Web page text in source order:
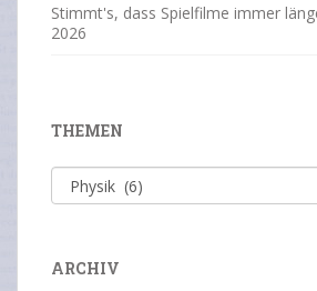
Stimmt's, dass Spielfilme immer
2026
THEMEN
Themen
ARCHIV